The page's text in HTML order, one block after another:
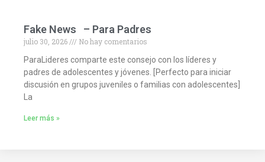
Fake News – Para Padres
julio 30, 2026
No hay comentarios
ParaLideres comparte este consejo con los líderes y
padres de adolescentes y jóvenes. [Perfecto para iniciar
discusión en grupos juveniles o familias con adolescentes]
La
Leer más »